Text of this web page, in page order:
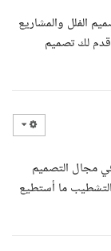
الفلل والمشاريع
لك تصميم
مجال التصميم
ما أستطيع